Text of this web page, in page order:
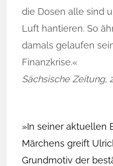
die Dosen alle sind
Luft hantieren. So
damals gelaufen
Finanzkrise.«
Sächsische Zeitung,
»In seiner aktuellen
Märchens greift
Grundmotiv der